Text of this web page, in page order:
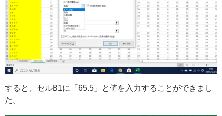
すると、セルB1に「65.5」と値を入力することができまし
た。